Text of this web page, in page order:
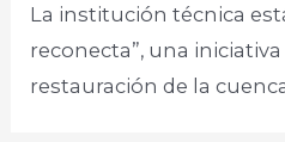
La institución técnica
reconecta”, una
restauración de la